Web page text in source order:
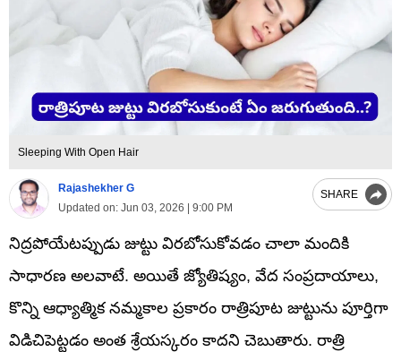
Sleeping With Open Hair
Rajashekher G
Updated on: Jun 03, 2026 | 9:00 PM
SHARE
నిద్రపోయేటప్పుడు జుట్టు విరబోసుకోవడం చాలా మందికి
సాధారణ అలవాటే. అయితే జ్యోతిష్యం, వేద సంప్రదాయాలు,
కొన్ని ఆధ్యాత్మిక నమ్మకాల ప్రకారం రాత్రిపూట జుట్టును పూర్తిగా
విడిచిపెట్టడం అంత శ్రేయస్కరం కాదని చెబుతారు. రాత్రి